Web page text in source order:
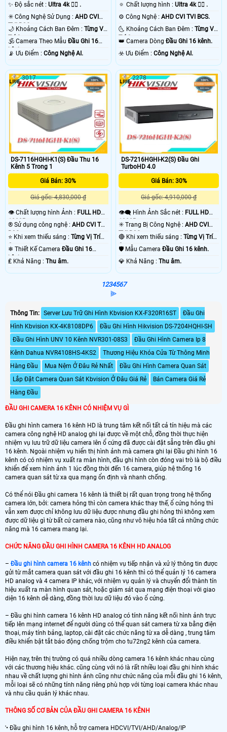
✨ Độ sắc nét : Ultra 4k 👍🏾 .
✳️ Công Nghệ Sử Dụng : AHD CVI
TVI BCS.
🌙 Khoảng Cách Ban Đêm : Từng Vị
Trí Camera .
🕉️ Camera Theo Mẫu Đầu Ghi 16
kênh.
️📡 Ưu Điểm : Công Nghệ AI.
🔅 Chất lượng hình :Ultra 4k 👍🏾 .
⚙ Công Nghệ :AHD CVI TVI BCS.
🌜 Khoảng Cách Ban Đêm :Từng Vị
Trí Camera .
👑 Camera DòngĐầu Ghi 16 kênh.
️☣️ Ưu Điểm :Công Nghệ AI.
DS-7116HGHI-K1(S) Đầu Thu 16
Kênh 5 Trong 1
Giá Bán: 30%
Giá gốc: 4,830,000 ₫
👁 Chất lượng hình Ảnh : FULL HD
1080P .
®️ Sử dụng công nghệ : AHD CVI TVI
BCS.
⭐ Khi xem thiếu sáng : Từng Vị Trí
Camera .
❄ Thiết Kế Camera Đầu Ghi 16
kênh.
️₤ Khả Năng : Thu âm.
3017
DS-7216HGHI-K2(S) Đầu Ghi
TurboHD 4.0
Giá Bán: 30%
Giá gốc: 4,910,000 ₫
👁️‍🗨 Hình Ảnh Sắc nét : FULL HD
1080P .
✳️ Trang Bị Công Nghệ :AHD CVI
TVI BCS.
🔴 Khi xem thiếu sáng :Từng Vị Trí
Camera .
🛡 Mẫu CameraĐầu Ghi 16 kênh.
️💎 Khả Năng :Thu âm.
2278
1234567
⫸
Thông Tin: Server Lưu Trữ Ghi Hình Kbvision KX-F320R16ST
Đầu Ghi
Hình Kbvision KX-4K8108DP6
Đầu Ghi Hình Hikvision DS-7204HQHI-SH
Đầu Ghi Hình UNV 10 Kênh NVR301-08S3
Đầu Ghi Hình Camera Ip 8
Kênh Dahua NVR4108HS-4KS2
Thương Hiệu Khóa Cửa Từ Thông Minh
Hàng Đầu
Mua Nệm Ở Đâu Rẻ Nhất
Đầu Ghi Hình Camera Quan Sát
Lắp Đặt Camera Quan Sát Kbvision Ở Đâu Giá Rẻ
Bán Camera Giá Rẻ
Hàng Đầu
ĐẦU GHI CAMERA 16 KÊNH CÓ NHIỆM VỤ GÌ
Đầu ghi hình camera 16 kênh HD là trung tâm kết nối tất cả tín hiệu mà các
camera công nghệ HD analog ghi lại được về một chỗ, đồng thời thực hiện
nhiệm vụ lưu trữ dữ liệu camera lên ổ cứng đã được cài đặt sẵng trên đầu ghi
16 kênh. Ngoài nhiệm vụ hiển thị hình ảnh mà camera ghi lại Đầu ghi hình 16
kênh có có nhiệm vụ xuất ra màn hình, đầu ghi hình còn đóng vai trò là bộ điều
khiển để xem hình ảnh 1 lúc đồng thời đến 16 camera, giúp hệ thống 16
camera quan sát từ xa qua mạng ổn định và nhanh chống.
Có thể nói Đầu ghi camera 16 kênh là thiết bị rất quan trọng trong hệ thống
camera lớn, bởi: camera hỏng thì còn camera khác thay thế, ổ cứng hỏng thì
vẫn xem được chỉ không lưu dữ liệu được nhưng đầu ghi hỏng thì không xem
được dữ liệu gì từ bất cứ camera nào, cũng như vô hiệu hóa tất cả những chức
năng mà 16 camera mang lại.
CHỨC NĂNG ĐẦU GHI HÌNH CAMERA 16 KÊNH HD ANALOG
– Đầu ghi hình camera 16 kênh có nhiệm vụ tiếp nhận và xử lý thông tin được
gửi từ mắt camera quan sát với đầu ghi 16 kênh thì có thể quản lý 16 camera
HD analog và 4 camera IP khác, với nhiệm vụ quản lý và chuyển đổi thành tín
hiệu xuất ra màn hình quan sát, hoặc giám sát qua mạng điện thoại với giao
diện 16 kênh dễ dàng, đồng thời lưu dữ liệu đó vào ổ cứng.
– Đầu ghi hình camera 16 kênh HD analog có tính năng kết nối hình ảnh trực
tiếp lên mạng internet để người dùng có thể quan sát camera từ xa bằng điện
thoại, máy tính bảng, laptop, cài đặt các chức năng từ xa dễ dàng , trung tâm
điều khiển bật tắt báo động chống trộm cho tu72ng2 kênh của camera.
Hiện nay, trên thị trường có quá nhiều dòng camera 16 kênh khác nhau cùng
với các thương hiệu khác. cũng cùng với nó là rất nhiều loại đầu ghi hình khác
nhau về chất lượng ghi hình ảnh cũng như chức năng của mỗi đầu ghi 16 kênh,
mỗi loại sẽ có những tính năng riêng phù hợp với từng loại camera khác nhau
và nhu cầu quản lý khác nhau.
THÔNG SỐ CƠ BẢN CỦA ĐẦU GHI CAMERA 16 KÊNH
'• Đầu ghi hình 16 kênh, hỗ trợ camera HDCVI/TVI/AHD/Analog/IP